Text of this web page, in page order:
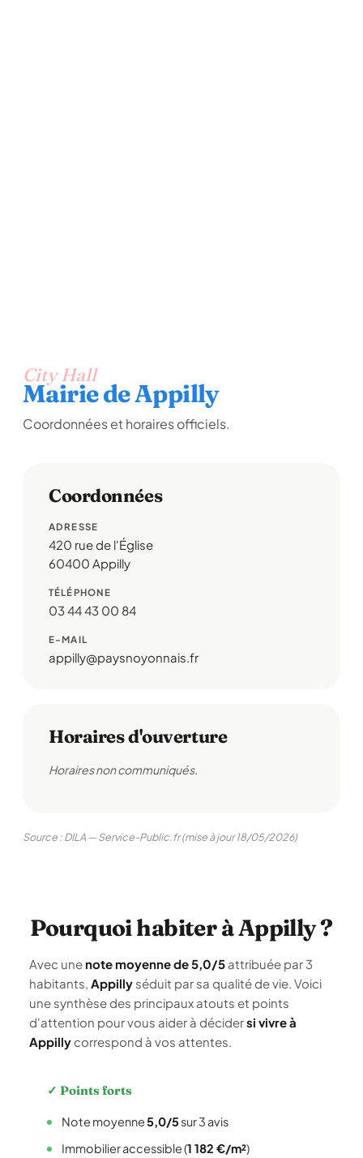
City Hall
Mairie de Appilly
Coordonnées et horaires officiels.
Coordonnées
ADRESSE
420 rue de l'Église
60400 Appilly
TÉLÉPHONE
03 44 43 00 84
E-MAIL
appilly@paysnoyonnais.fr
Horaires d'ouverture
Horaires non communiqués.
Source : DILA — Service-Public.fr (mise à jour 18/05/2026)
Pourquoi habiter à Appilly ?
Avec une note moyenne de 5,0/5 attribuée par 3
habitants, Appilly séduit par sa qualité de vie. Voici
une synthèse des principaux atouts et points
d'attention pour vous aider à décidersi vivre à
Appilly correspond à vos attentes.
✓ Points forts
Note moyenne5,0/5sur 3 avis
Immobilier accessible (1 182 €/m²)